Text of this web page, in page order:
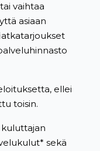
vaihtaa
asiaan
ellei
toisin.
sekä